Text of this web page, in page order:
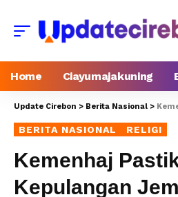
Home Ciayumajakuning
Update Cirebon > Berita Nasional >
BERITA NASIONAL RELIGI
Kemenhaj
Kepulangan